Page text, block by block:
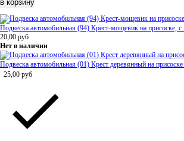
Подвеска автомобильная (94) Крест-мощевик на присоске, с
20,00 руб
Нет в наличии
Подвеска автомобильная (01) Крест деревянный на
25,00 руб